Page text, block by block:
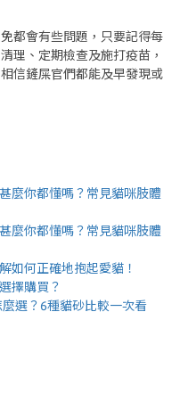
都會有些問題，只要記得每
理、定期檢查及施打疫苗，
信鏟屎官們都能及早發現或
麼你都懂嗎？常見貓咪肢體
麼你都懂嗎？常見貓咪肢體
如何正確地抱起愛貓！
擇購買？
麼選？6種貓砂比較一次看